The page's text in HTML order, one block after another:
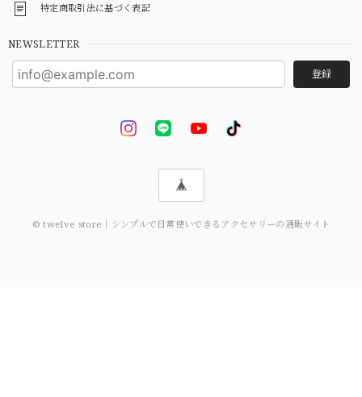
特定商取引法に基づく表記
NEWSLETTER
登録
© twelve store｜シンプルで日常使いできるアクセサリーの通販サイト